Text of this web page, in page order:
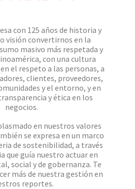
con 125 años de historia y
visión convertirnos en la
masivo más respetada y
con una cultura
el respeto a las personas, a
clientes, proveedores,
y el entorno, y en
y ética en los
negocios.
en nuestros valores
se expresa en un marco
de sostenibilidad, a través
que guía nuestro actuar en
social y de gobernanza. Te
más de nuestra gestión en
reportes.